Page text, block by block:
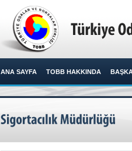
ANA SAYFA TOBB HAKKINDA